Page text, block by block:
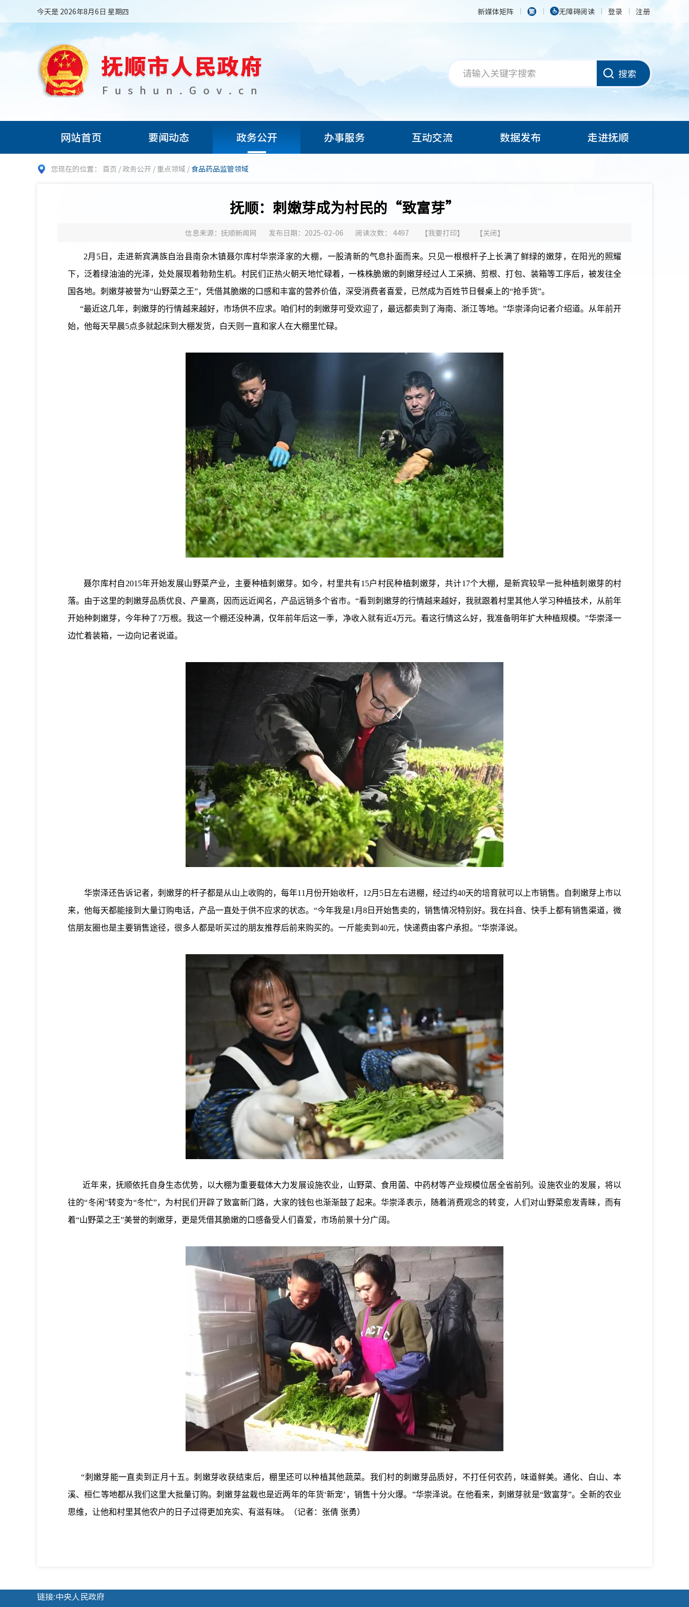
今天是 2026年8月6日 星期四 新媒体矩阵 无障碍阅读 登录 注册
搜索
网站首页 要闻动态 政务公开 办事服务 互动交流 数据发布 走进抚顺
您现在的位置： 首页 /政务公开 / 重点领域 /食品药品监管领域
抚顺：刺嫩芽成为村民的“致富芽”
信息来源：抚顺新闻网 发布日期：2025-02-06 阅读次数： 4497 【我要打印】 【关闭】
2月5日，走进新宾满族自治县南杂木镇聂尔库村华崇泽家的大棚，一股清新的气息扑面而来。只见一根根杆子上长满了鲜绿的嫩芽，在阳光的照耀
下，泛着绿油油的光泽，处处展现着勃勃生机。村民们正热火朝天地忙碌着，一株株脆嫩的刺嫩芽经过人工采摘、剪根、打包、装箱等工序后，被发往全
国各地。刺嫩芽被誉为“山野菜之王”，凭借其脆嫩的口感和丰富的营养价值，深受消费者喜爱，已然成为百姓节日餐桌上的“抢手货”。
“最近这几年，刺嫩芽的行情越来越好，市场供不应求。咱们村的刺嫩芽可受欢迎了，最远都卖到了海南、浙江等地。”华崇泽向记者介绍道。从年前开
始，他每天早晨5点多就起床到大棚发货，白天则一直和家人在大棚里忙碌。
聂尔库村自2015年开始发展山野菜产业，主要种植刺嫩芽。如今，村里共有15户村民种植刺嫩芽，共计17个大棚，是新宾较早一批种植刺嫩芽的村
落。由于这里的刺嫩芽品质优良、产量高，因而远近闻名，产品远销多个省市。“看到刺嫩芽的行情越来越好，我就跟着村里其他人学习种植技术，从前年
开始种刺嫩芽，今年种了7万根。我这一个棚还没种满，仅年前年后这一季，净收入就有近4万元。看这行情这么好，我准备明年扩大种植规模。”华崇泽一
边忙着装箱，一边向记者说道。
华崇泽还告诉记者，刺嫩芽的杆子都是从山上收购的，每年11月份开始收杆，12月5日左右进棚，经过约40天的培育就可以上市销售。自刺嫩芽上市以
来，他每天都能接到大量订购电话，产品一直处于供不应求的状态。“今年我是1月8日开始售卖的，销售情况特别好。我在抖音、快手上都有销售渠道，微
信朋友圈也是主要销售途径，很多人都是听买过的朋友推荐后前来购买的。一斤能卖到40元，快递费由客户承担。”华崇泽说。
近年来，抚顺依托自身生态优势，以大棚为重要载体大力发展设施农业，山野菜、食用菌、中药材等产业规模位居全省前列。设施农业的发展，将以
往的“冬闲”转变为“冬忙”，为村民们开辟了致富新门路，大家的钱包也渐渐鼓了起来。华崇泽表示，随着消费观念的转变，人们对山野菜愈发青睐，而有
着“山野菜之王”美誉的刺嫩芽，更是凭借其脆嫩的口感备受人们喜爱，市场前景十分广阔。
“刺嫩芽能一直卖到正月十五。刺嫩芽收获结束后，棚里还可以种植其他蔬菜。我们村的刺嫩芽品质好，不打任何农药，味道鲜美。通化、白山、本
溪、桓仁等地都从我们这里大批量订购。刺嫩芽盆栽也是近两年的年货‘新宠’，销售十分火爆。”华崇泽说。在他看来，刺嫩芽就是“致富芽”。全新的农业
思维，让他和村里其他农户的日子过得更加充实、有滋有味。（记者：张倩 张勇）
链接:中央人民政府